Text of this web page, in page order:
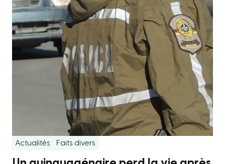
Actualités Faits divers